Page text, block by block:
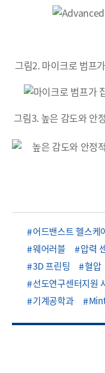
그림2. 마이크로 범프
그림3. 높은 감도와 안
어드밴스트 헬스케
웨어러블
압력
3D 프린팅
혈압
선도연구센터지원
기계공학과